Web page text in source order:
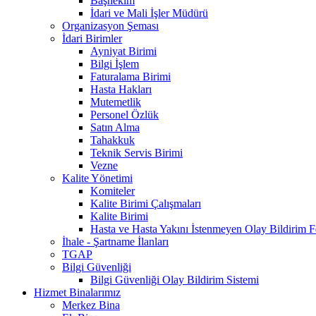
İdari ve Mali İşler Müdürü
Organizasyon Şeması
İdari Birimler
Ayniyat Birimi
Bilgi İşlem
Faturalama Birimi
Hasta Hakları
Mutemetlik
Personel Özlük
Satın Alma
Tahakkuk
Teknik Servis Birimi
Vezne
Kalite Yönetimi
Komiteler
Kalite Birimi Çalışmaları
Kalite Birimi
Hasta ve Hasta Yakını İstenmeyen Olay Bildirim
İhale - Şartname İlanları
TGAP
Bilgi Güvenliği
Bilgi Güvenliği Olay Bildirim Sistemi
Hizmet Binalarımız
Merkez Bina